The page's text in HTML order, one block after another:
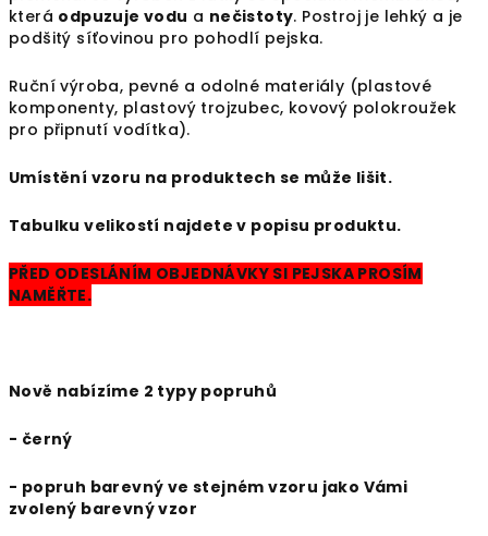
která odpuzuje vodu a nečistoty. Postroj je lehký a je
podšitý síťovinou pro pohodlí pejska.
Ruční výroba, pevné a odolné materiály (plastové
komponenty, plastový trojzubec, kovový polokroužek
pro připnutí vodítka).
Umístění vzoru na produktech se může lišit.
Tabulku velikostí najdete v popisu produktu.
PŘED ODESLÁNÍM OBJEDNÁVKY SI PEJSKA PROSÍM
NAMĚŘTE.
Nově nabízíme 2 typy popruhů
- černý
- popruh barevný ve stejném vzoru jako Vámi
zvolený barevný vzor